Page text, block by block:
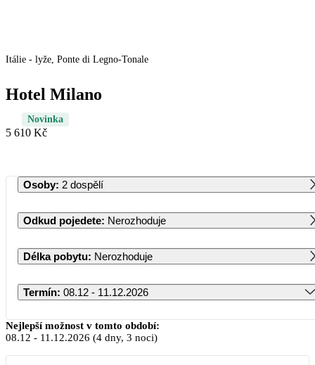
Itálie - lyže, Ponte di Legno-Tonale
Hotel Milano
Novinka
5 610 Kč
Osoby: 2 dospělí
Odkud pojedete: Nerozhoduje
Délka pobytu: Nerozhoduje
Termín: 08.12 - 11.12.2026
Prosinec 2026
PO ÚT ST ČT PÁ SO NE
Nejlepší možnost v tomto období:
08.12 - 11.12.2026 (4 dny, 3 noci)